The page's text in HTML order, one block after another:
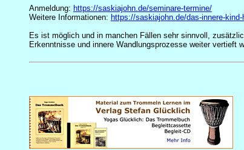
Anmeldung: https://saskiajohn.de/seminare-termine/
Weitere Informationen: https://saskiajohn.de/das-innere-kind-
Es ist möglich und in manchen Fällen sehr sinnvoll,
Erkenntnisse und innere Wandlungsprozesse weiter vertieft